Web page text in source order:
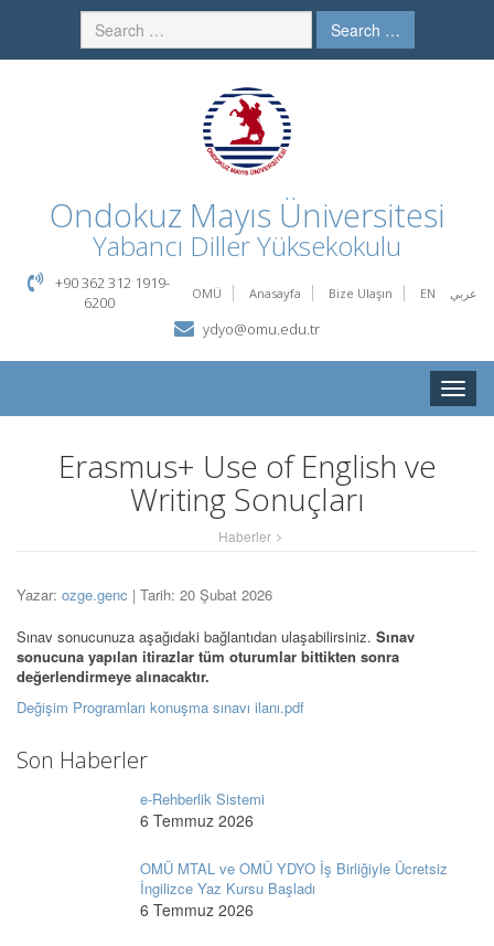
Search …
Ondokuz Mayıs Üniversitesi
Yabancı Diller Yüksekokulu
OMÜ Anasayfa Bize Ulaşın EN عربي
+90 362 312 1919-
6200
ydyo@omu.edu.tr
Toggle
Erasmus+ Use of English ve
Writing Sonuçları
Haberler
Yazar: ozge.genc | Tarih: 20 Şubat 2026
Sınav sonucunuza aşağıdaki bağlantıdan ulaşabilirsiniz. Sınav
sonucuna yapılan itirazlar tüm oturumlar bittikten sonra
değerlendirmeye alınacaktır.
Değişim Programları konuşma sınavı ilanı.pdf
Son Haberler
e-Rehberlik Sistemi
6 Temmuz 2026
OMÜ MTAL ve OMÜ YDYO İş Birliğiyle Ücretsiz
İngilizce Yaz Kursu Başladı
6 Temmuz 2026